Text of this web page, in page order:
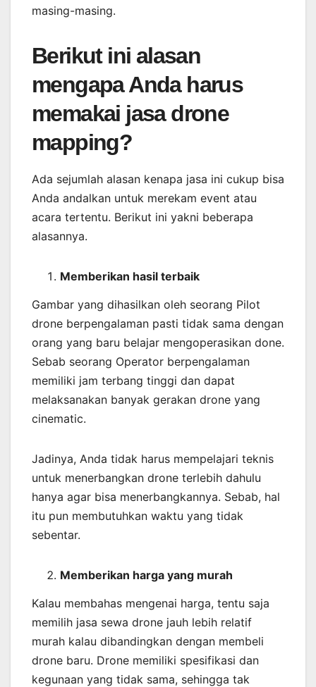
masing-masing.
Berikut ini alasan
mengapa Anda harus
memakai jasa drone
mapping?
Ada sejumlah alasan kenapa jasa ini cukup bisa
Anda andalkan untuk merekam event atau
acara tertentu. Berikut ini yakni beberapa
alasannya.
Memberikan hasil terbaik
Gambar yang dihasilkan oleh seorang Pilot
drone berpengalaman pasti tidak sama dengan
orang yang baru belajar mengoperasikan done.
Sebab seorang Operator berpengalaman
memiliki jam terbang tinggi dan dapat
melaksanakan banyak gerakan drone yang
cinematic.
Jadinya, Anda tidak harus mempelajari teknis
untuk menerbangkan drone terlebih dahulu
hanya agar bisa menerbangkannya. Sebab, hal
itu pun membutuhkan waktu yang tidak
sebentar.
Memberikan harga yang murah
Kalau membahas mengenai harga, tentu saja
memilih jasa sewa drone jauh lebih relatif
murah kalau dibandingkan dengan membeli
drone baru. Drone memiliki spesifikasi dan
kegunaan yang tidak sama, sehingga tak